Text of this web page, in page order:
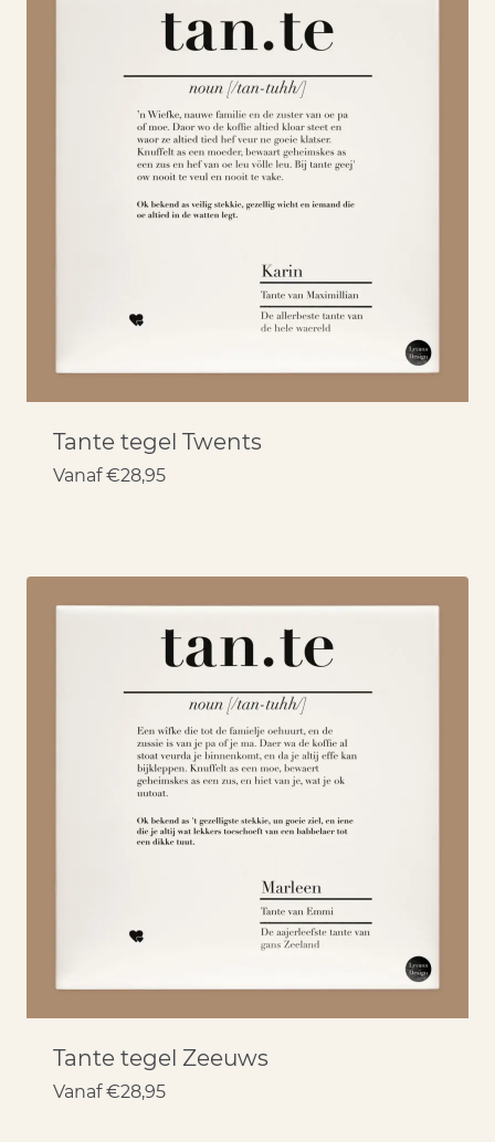
Tante tegel Twents
Vanaf €28,95
Tante tegel Zeeuws
Vanaf €28,95